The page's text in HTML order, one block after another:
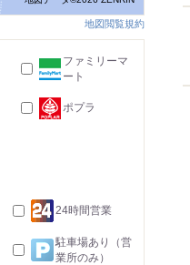
地図閲覧規約
ファミリーマ
ート
ポプラ
24時間営業
駐車場あり（営
業所のみ）